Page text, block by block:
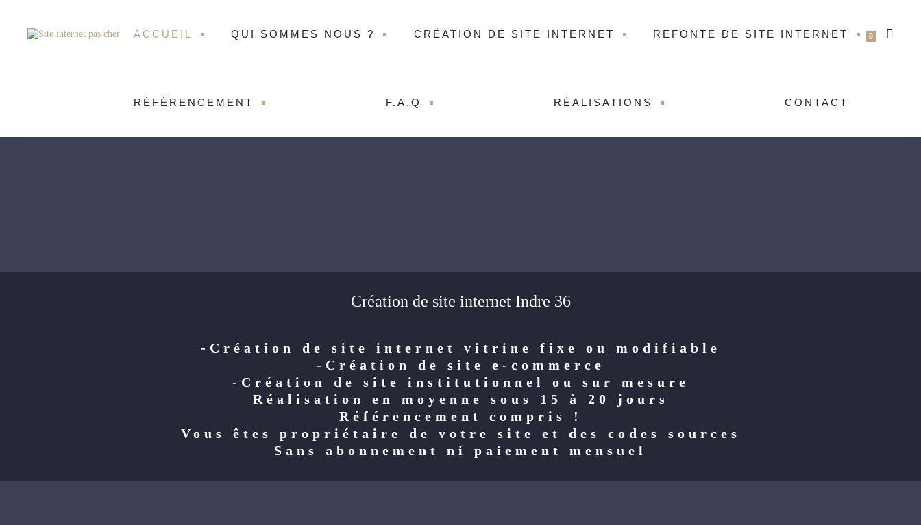
0
ACCUEIL QUI SOMMES NOUS ? CRÉATION DE SITE INTERNET REFONTE DE SITE INTERNET
RÉFÉRENCEMENT F.A.Q RÉALISATIONS CONTACT
Création de site internet Indre 36
-Création de site internet vitrine fixe ou modifiable
-Création de site e-commerce
-Création de site institutionnel ou sur mesure
Réalisation en moyenne sous 15 à 20 jours
Référencement compris !
Vous êtes propriétaire de votre site et des codes sources
Sans abonnement ni paiement mensuel